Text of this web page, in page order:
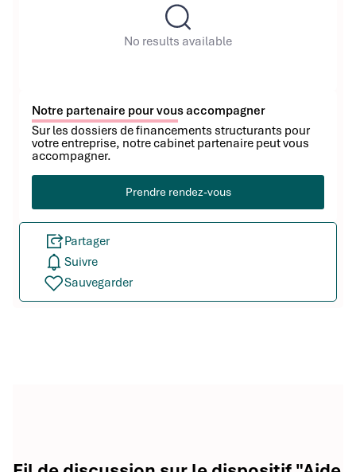
No results available
Notre partenaire pour vous accompagner
Sur les dossiers de financements structurants pour
votre entreprise, notre cabinet partenaire peut vous
accompagner.
Prendre rendez-vous
Partager
Suivre
Sauvegarder